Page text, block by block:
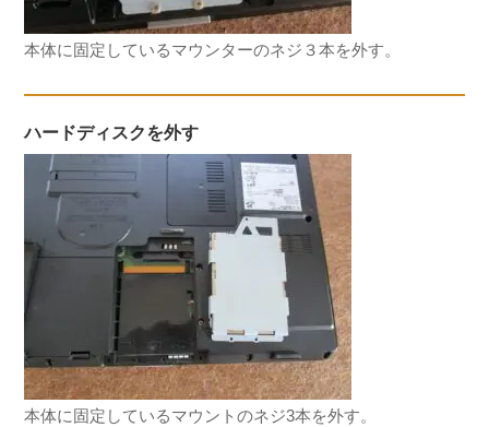
本体に固定しているマウンターのネジ３本を外す。
ハードディスクを外す
本体に固定しているマウントのネジ3本を外す。